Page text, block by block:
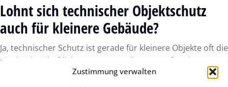
Zustimmung verwalten
Lohnt sich technischer Objektschutz
auch für kleinere Gebäude?
Ja, technischer Schutz ist gerade für kleinere Objekte oft die
einzig wirtschaftliche Lösung. Da die Kosten für eine
professionelle Graffiti-Entfernung oder die Instandsetzung